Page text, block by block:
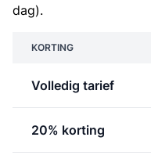
dag).
KORTING
Volledig tarief
20% korting